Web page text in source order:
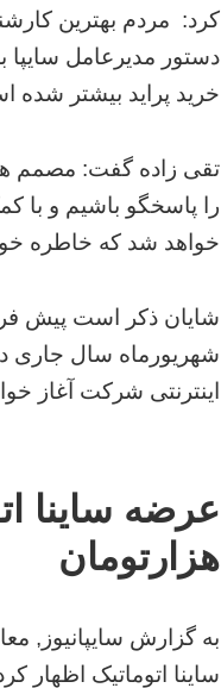
کرد: مردم بهترین
دستور مدیرعامل سایپا
خرید پراید بیشتر شده
تقی زاده گفت: مصمم
را پاسخگو باشیم و با
خواهد شد که خاطره
شهریورماه سال جاری
اینترنتی شرکت آغاز
هزارتومان
به گزارش سایپانیوز,
ساینا اتوماتیک اظهار